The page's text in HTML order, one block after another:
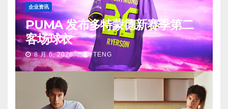
企业资讯
PUMA 发布多特蒙德新赛季第二
客场球衣
8 月 6, 2026 TENG